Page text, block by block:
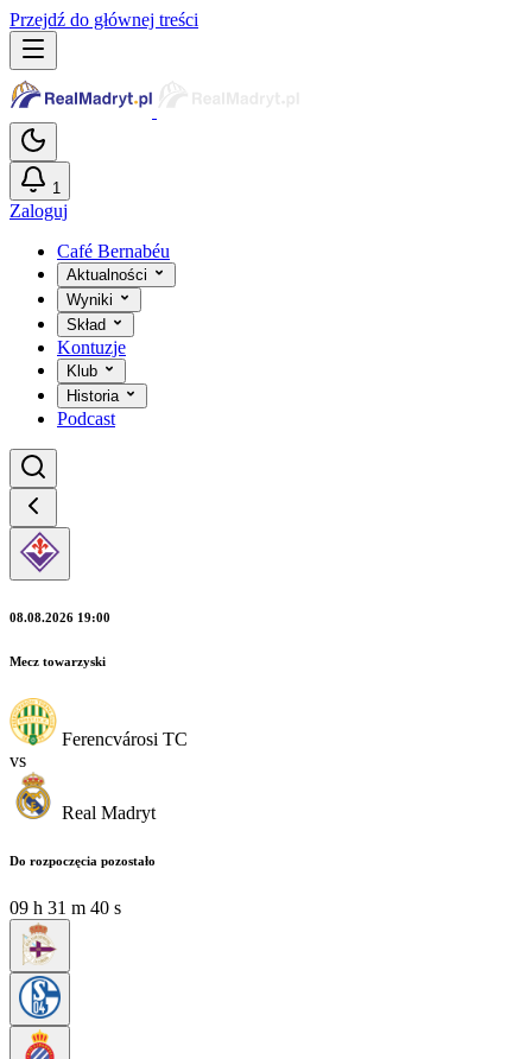
Przejdź do głównej treści
1
Zaloguj
Café Bernabéu
Aktualności
Wyniki
Skład
Kontuzje
Klub
Historia
Podcast
08.08.2026 19:00
Mecz towarzyski
Ferencvárosi TC
vs
Real Madryt
Do rozpoczęcia pozostało
09 h 31 m 38 s